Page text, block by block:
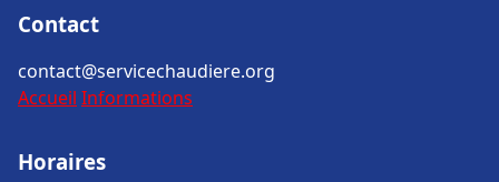
Contact
contact@servicechaudiere.org
Accueil Informations
Horaires